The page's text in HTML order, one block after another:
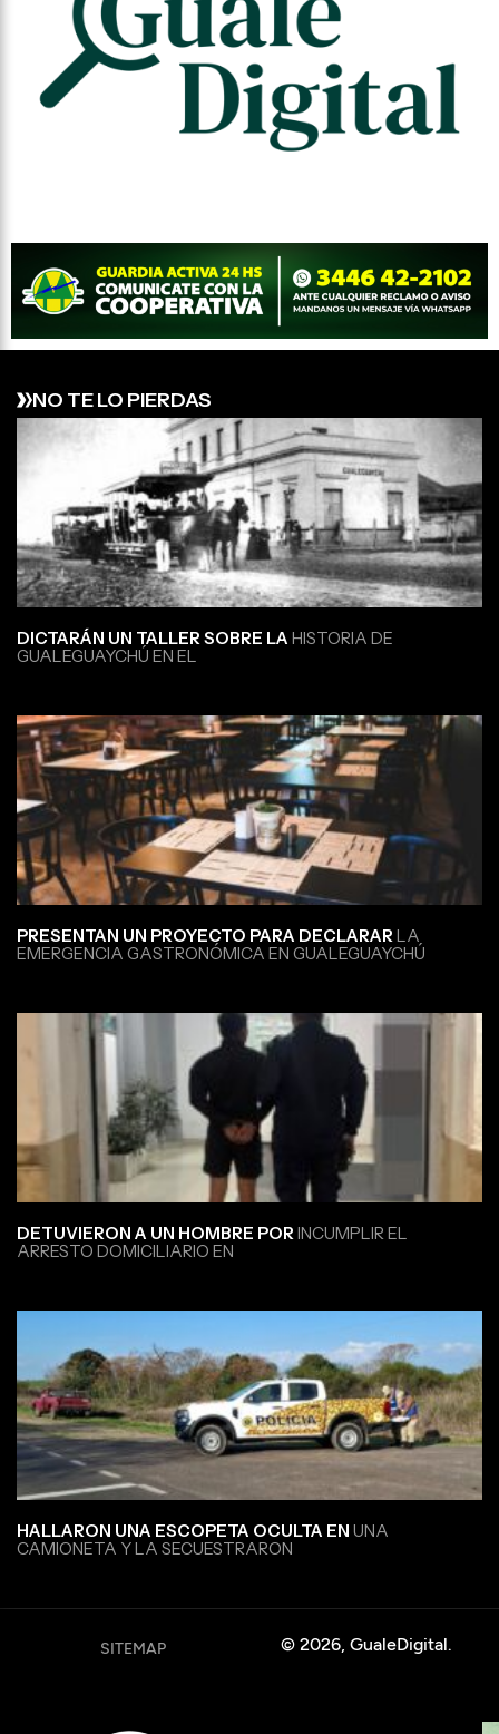
NO TE LO PIERDAS
DICTARÁN UN TALLER SOBRE LA HISTORIA DE
GUALEGUAYCHÚ EN EL
PRESENTAN UN PROYECTO PARA DECLARAR LA
EMERGENCIA GASTRONÓMICA EN GUALEGUAYCHÚ
DETUVIERON A UN HOMBRE POR INCUMPLIR EL
ARRESTO DOMICILIARIO EN
HALLARON UNA ESCOPETA OCULTA EN UNA
CAMIONETA Y LA SECUESTRARON
© 2026, GualeDigital.
SITEMAP